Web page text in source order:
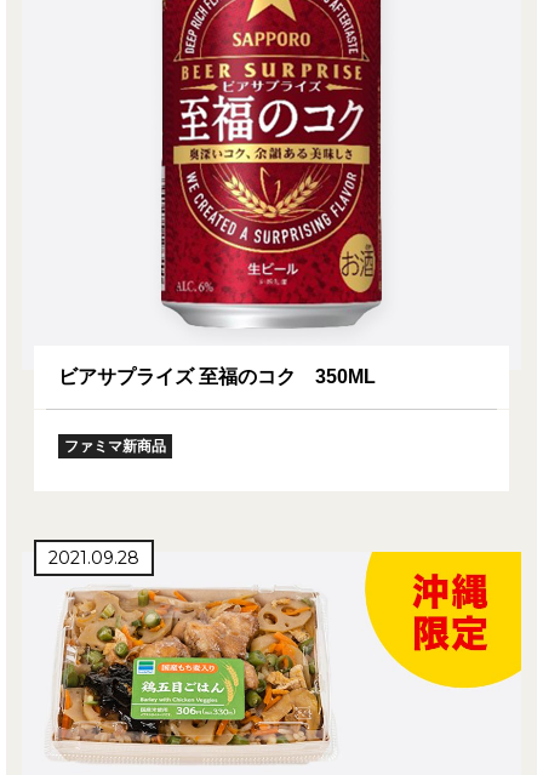
ビアサプライズ 至福のコク 350ML
ファミマ新商品
2021.09.28